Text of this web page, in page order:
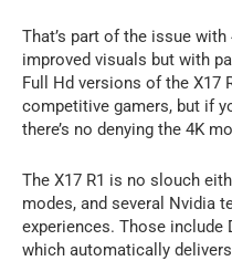
That’s part of the issue with
improved visuals but with
Full Hd versions of the X17
competitive gamers, but if
there’s no denying the 4K
The X17 R1 is no slouch
modes, and several Nvidia
experiences. Those
which automatically